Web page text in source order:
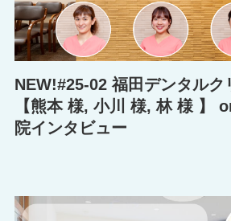
NEW!#25-02 福田デンタルク
【熊本 様, 小川 様, 林 様 】
院インタビュー